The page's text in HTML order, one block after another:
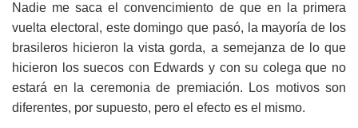
Nadie me saca el convencimiento de que en la primera
vuelta electoral, este domingo que pasó, la mayoría de los
brasileros hicieron la vista gorda, a semejanza de lo que
hicieron los suecos con Edwards y con su colega que no
estará en la ceremonia de premiación. Los motivos son
diferentes, por supuesto, pero el efecto es el mismo.